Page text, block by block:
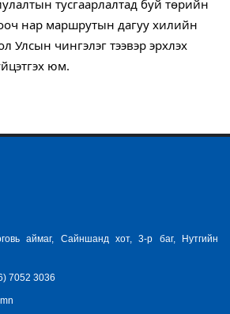
тусгаарлалтад буй төрийн
нар маршрутын дагуу хилийн
Улсын чингэлэг тээвэр эрхлэх
юм.
аймаг, Сайншанд хот, 3-р баг, Нутгийн
7052 3036